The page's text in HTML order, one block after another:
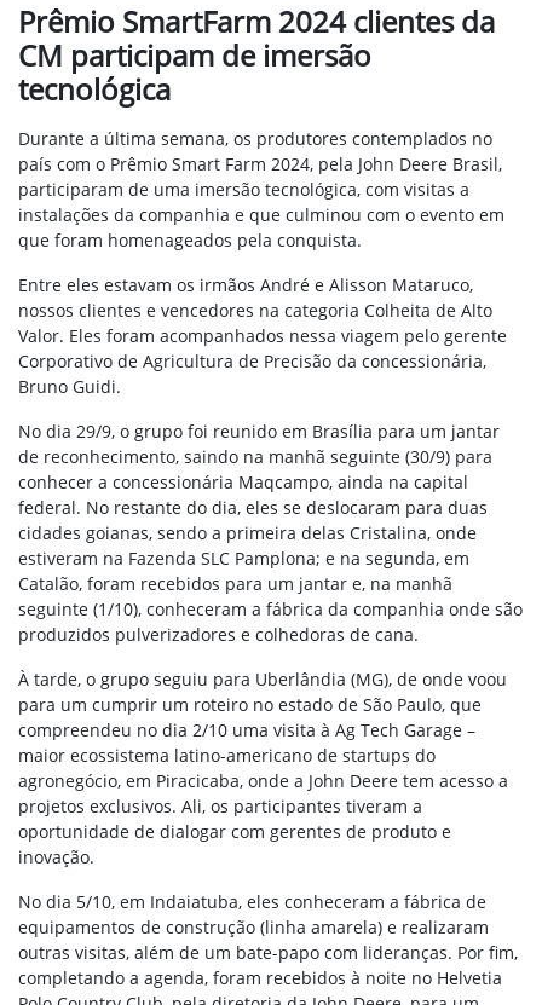
Prêmio SmartFarm 2024 clientes da
CM participam de imersão
tecnológica
Durante a última semana, os produtores contemplados no
país com o Prêmio Smart Farm 2024, pela John Deere Brasil,
participaram de uma imersão tecnológica, com visitas a
instalações da companhia e que culminou com o evento em
que foram homenageados pela conquista.
Entre eles estavam os irmãos André e Alisson Mataruco,
nossos clientes e vencedores na categoria Colheita de Alto
Valor. Eles foram acompanhados nessa viagem pelo gerente
Corporativo de Agricultura de Precisão da concessionária,
Bruno Guidi.
No dia 29/9, o grupo foi reunido em Brasília para um jantar
de reconhecimento, saindo na manhã seguinte (30/9) para
conhecer a concessionária Maqcampo, ainda na capital
federal. No restante do dia, eles se deslocaram para duas
cidades goianas, sendo a primeira delas Cristalina, onde
estiveram na Fazenda SLC Pamplona; e na segunda, em
Catalão, foram recebidos para um jantar e, na manhã
seguinte (1/10), conheceram a fábrica da companhia onde são
produzidos pulverizadores e colhedoras de cana.
À tarde, o grupo seguiu para Uberlândia (MG), de onde voou
para um cumprir um roteiro no estado de São Paulo, que
compreendeu no dia 2/10 uma visita à Ag Tech Garage –
maior ecossistema latino-americano de startups do
agronegócio, em Piracicaba, onde a John Deere tem acesso a
projetos exclusivos. Ali, os participantes tiveram a
oportunidade de dialogar com gerentes de produto e
inovação.
No dia 5/10, em Indaiatuba, eles conheceram a fábrica de
equipamentos de construção (linha amarela) e realizaram
outras visitas, além de um bate-papo com lideranças. Por fim,
completando a agenda, foram recebidos à noite no Helvetia